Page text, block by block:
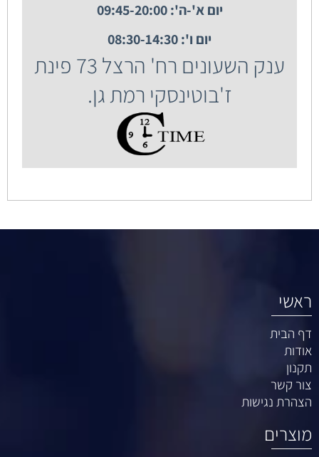
יום א'-ה': 09:45-20:00
יום ו': 08:30-14:30
ענק השעונים רח' הרצל 73 פינת
ז'בוטינסקי רמת גן.
ראשי
דף הבית
אודות
תקנון
צור קשר
הצהרת נגישות
מוצרים